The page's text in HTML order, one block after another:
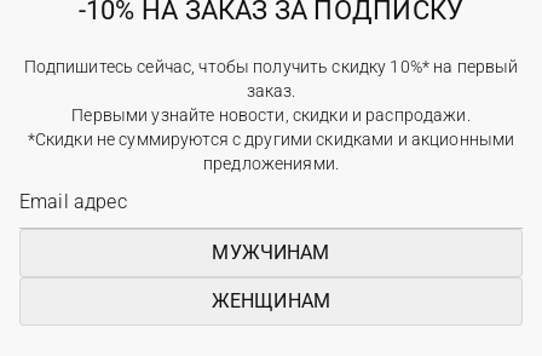
-10% НА ЗАКАЗ ЗА ПОДПИСКУ
Подпишитесь сейчас, чтобы получить скидку 10%* на первый
заказ.
Первыми узнайте новости, скидки и распродажи.
*Скидки не суммируются с другими скидками и акционными
предложениями.
МУЖЧИНАМ
ЖЕНЩИНАМ